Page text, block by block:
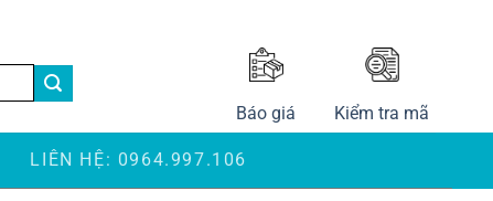
Báo giá Kiểm tra mã
LIÊN HỆ: 0964.997.106